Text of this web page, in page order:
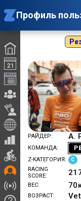
Профиль
РАЙДЕР A.
КОМАНДА
Z-КАТЕГОРИЯ
C
RACING
SCORE
ВЕС 70
ВОЗРАСТ Vet